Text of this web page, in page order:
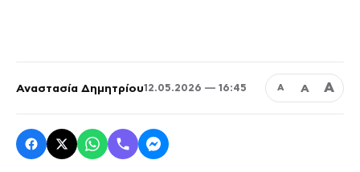
Αναστασία Δημητρίου12.05.2026 — 16:45 Α Α Α